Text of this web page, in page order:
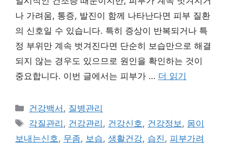
나 가려움, 통증, 발진이 함께 나타난다면 피부 질환
의 신호일 수 있습니다. 특히 증상이 반복되거나 특
정 부위만 계속 벗겨진다면 단순히 보습만으로 해결
되지 않는 경우도 있으므로 원인을 확인하는 것이
중요합니다. 이번 글에서는 피부가 … 더 읽기
카
테
건강백서 , 질병관리
태
그
각질관리 , 건강관리 , 건강신호, 건강정보, 몸이
보내는신호, 무좀, 보습, 생활건강, 습진, 피부가려